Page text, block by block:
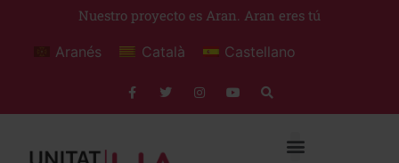
Nuestro proyecto es Aran. Aran eres tú
Aranés Català Castellano